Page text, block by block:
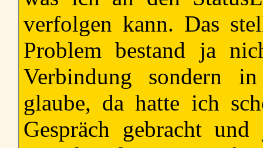
verfolgen kann. Das
Problem bestand ja
Verbindung sondern in
glaube, da hatte ich
Gespräch gebracht